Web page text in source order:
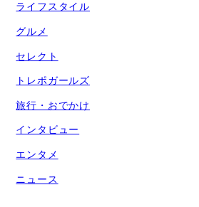
ライフスタイル
グルメ
セレクト
トレポガールズ
旅行・おでかけ
インタビュー
エンタメ
ニュース